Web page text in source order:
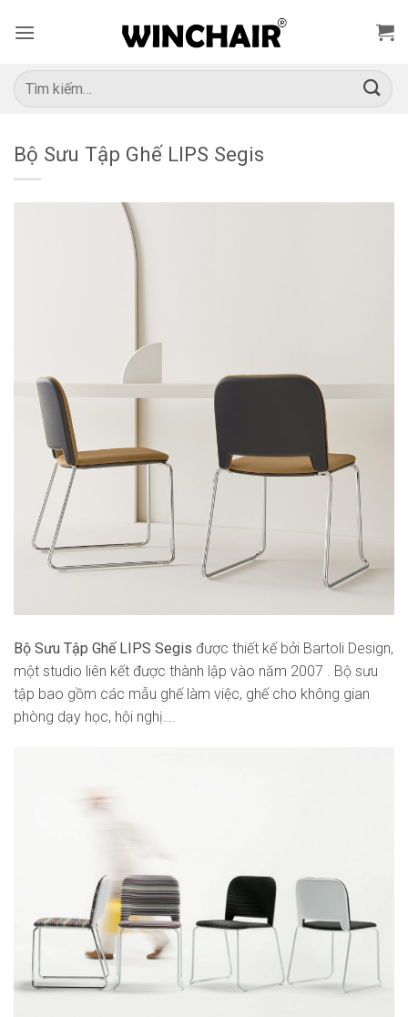
qua
dung
Tìm
kiếm:
Bộ Sưu Tập Ghế LIPS Segis
Bộ Sưu Tập Ghế LIPS Segis được thiết kế bởi Bartoli Design,
một studio liên kết được thành lập vào năm 2007 . Bộ sưu
tập bao gồm các mẫu ghế làm việc, ghế cho không gian
phòng dạy học, hội nghị….